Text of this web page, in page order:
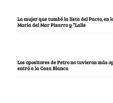
La mujer que tumbó la lista del Pacto, en
María del Mar Pizarro y “Lalis
Los opositores de Petro no tuvieron más
entró a la Casa Blanca